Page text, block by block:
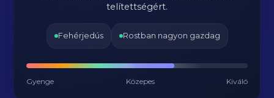
telítettségért.
Fehérjedús Rostban nagyon gazdag
Gyenge Közepes Kiváló